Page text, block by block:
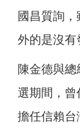
國昌質詢
外的是沒有
陳金德與
選期間，曾
擔任信賴台